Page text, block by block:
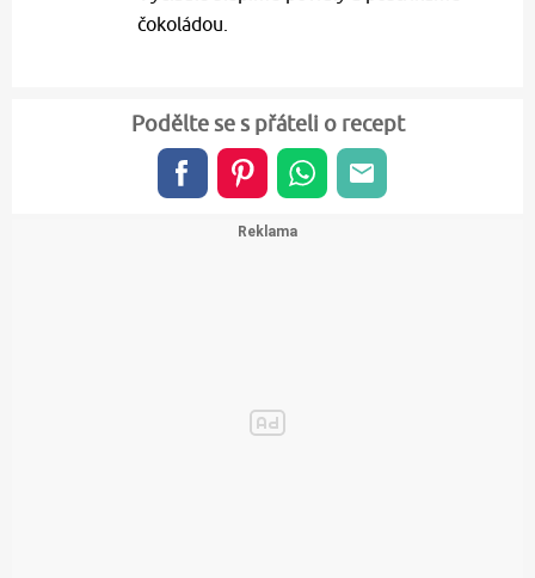
čokoládou.
Podělte se s přáteli o recept